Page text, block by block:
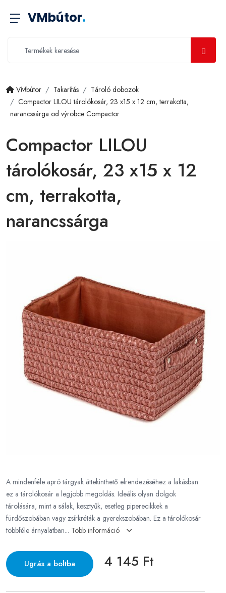
VMbútor.
VMbútor Takarítás
Tároló dobozok
Compactor LILOU tárolókosár, 23 x15 x 12 cm, terrakotta,
narancssárga od výrobce Compactor
Compactor LILOU
tárolókosár, 23 x15 x 12
cm, terrakotta,
narancssárga
A mindenféle apró tárgyak áttekinthető elrendezéséhez a lakásban
ez a tárolókosár a legjobb megoldás. Ideális olyan dolgok
tárolására, mint a sálak, kesztyűk, esetleg piperecikkek a
fürdőszobában vagy zsírkréták a gyerekszobában. Ez a tárolókosár
többféle árnyalatban... Több információ
Ugrás a boltba 4 145 Ft